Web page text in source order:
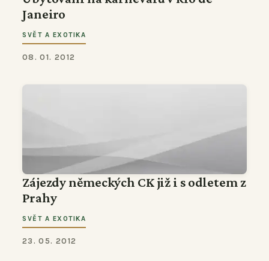
Janeiro
SVĚT A EXOTIKA
08. 01. 2012
Zájezdy německých CK již i s odletem z
Prahy
SVĚT A EXOTIKA
23. 05. 2012